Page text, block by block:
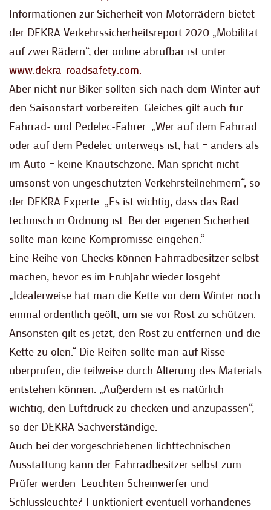
Informationen zur Sicherheit von Motorrädern bietet
der DEKRA Verkehrssicherheitsreport 2020 „Mobilität
auf zwei Rädern“, der online abrufbar ist unter
www.dekra-roadsafety.com.
Aber nicht nur Biker sollten sich nach dem Winter auf
den Saisonstart vorbereiten. Gleiches gilt auch für
Fahrrad- und Pedelec-Fahrer. „Wer auf dem Fahrrad
oder auf dem Pedelec unterwegs ist, hat – anders als
im Auto – keine Knautschzone. Man spricht nicht
umsonst von ungeschützten Verkehrsteilnehmern“, so
der DEKRA Experte. „Es ist wichtig, dass das Rad
technisch in Ordnung ist. Bei der eigenen Sicherheit
sollte man keine Kompromisse eingehen.“
Eine Reihe von Checks können Fahrradbesitzer selbst
machen, bevor es im Frühjahr wieder losgeht.
„Idealerweise hat man die Kette vor dem Winter noch
einmal ordentlich geölt, um sie vor Rost zu schützen.
Ansonsten gilt es jetzt, den Rost zu entfernen und die
Kette zu ölen.“ Die Reifen sollte man auf Risse
überprüfen, die teilweise durch Alterung des Materials
entstehen können. „Außerdem ist es natürlich
wichtig, den Luftdruck zu checken und anzupassen“,
so der DEKRA Sachverständige.
Auch bei der vorgeschriebenen lichttechnischen
Ausstattung kann der Fahrradbesitzer selbst zum
Prüfer werden: Leuchten Scheinwerfer und
Schlussleuchte? Funktioniert eventuell vorhandenes